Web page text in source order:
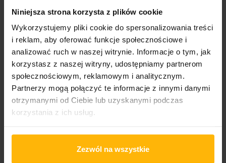
Niniejsza strona korzysta z plików cookie
Wykorzystujemy pliki cookie do spersonalizowania treści
i reklam, aby oferować funkcje społecznościowe i
analizować ruch w naszej witrynie. Informacje o tym, jak
korzystasz z naszej witryny, udostępniamy partnerom
społecznościowym, reklamowym i analitycznym.
Partnerzy mogą połączyć te informacje z innymi danymi
otrzymanymi od Ciebie lub uzyskanymi podczas
korzystania z ich usług.
Zezwól na wszystkie
Album year
1999
Band name
Bocelli Andrea
Released
1999